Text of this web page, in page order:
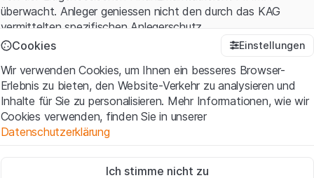
überwacht. Anleger geniessen nicht den durch das KAG
vermittelten spezifischen Anlegerschutz.
Mit dem Zugriff auf diese Website der Leonteq Securities AG
(die "Website") erklären Sie, dass Sie die rechtlichen
Informationen und die wichtigen Hinweise und
Nutzungsbedingungenverstanden haben und akzeptieren.
Wenn Sie mit den Nutzungsbedingungen nicht einverstanden
Cookies Einstellungen
Wir verwenden Cookies, um Ihnen ein besseres Browser-
Erlebnis zu bieten, den Website-Verkehr zu analysieren und
Inhalte für Sie zu personalisieren. Mehr Informationen, wie wir
Cookies verwenden, finden Sie in unserer
Datenschutzerklärung
Diese Cookies sind für die Website erforderlich und können nicht
Ich stimme nicht zu